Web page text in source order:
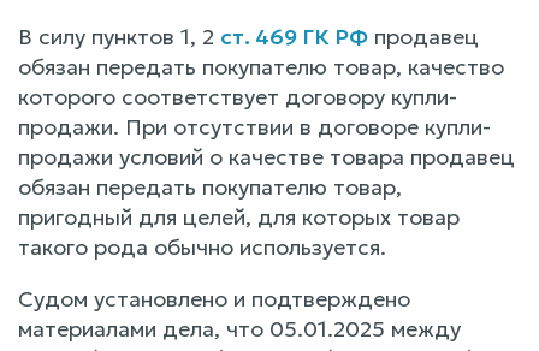
В силу пунктов 1, 2 ст. 469 ГК РФ продавец
обязан передать покупателю товар, качество
которого соответствует договору купли-
продажи. При отсутствии в договоре купли-
продажи условий о качестве товара продавец
обязан передать покупателю товар,
пригодный для целей, для которых товар
такого рода обычно используется.
Судом установлено и подтверждено
материалами дела, что 05.01.2025 между